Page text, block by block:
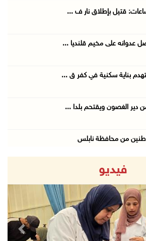
ساعات: قتيل بإطلاق نار ف ...
عدوانه على مخيم قلنديا ...
تهدم بناية سكنية في كفر ق ...
دير الغصون ويقتحم بلدا ...
وعزون عتمة وبيت أمين
من معدلها السنوي العام
ومستعمريه: إصابات واع ...
فيديو